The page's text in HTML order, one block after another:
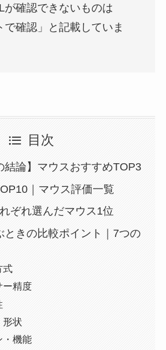
が確認できないものは
で確認」と記載していま
目次
結論】マウスおすすめTOP3
｜マウス評価一覧
ぞれ選んだマウス1位
ときの比較ポイント｜7つの
式
ー精度
形状
・機能